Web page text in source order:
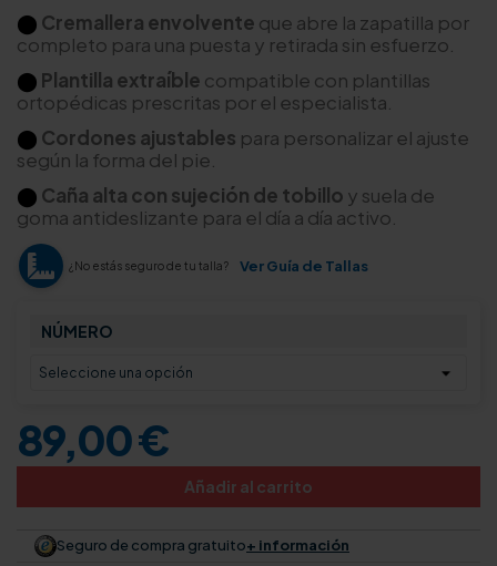
⬤ Cremallera envolvente que abre la zapatilla por
completo para una puesta y retirada sin esfuerzo.
⬤ Plantilla extraíble compatible con plantillas
ortopédicas prescritas por el especialista.
⬤ Cordones ajustables para personalizar el ajuste
según la forma del pie.
⬤ Caña alta con sujeción de tobillo y suela de
goma antideslizante para el día a día activo.
¿No estás seguro de tu talla? Ver Guía de Tallas
NÚMERO
89,00 €
Añadir al carrito
Seguro de compra gratuito+ información